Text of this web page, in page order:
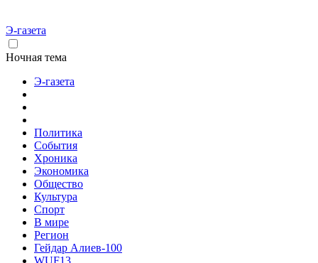
Э-газета
Ночная тема
Э-газета
Политика
События
Хроника
Экономика
Общество
Культура
Спорт
В мире
Регион
Гейдар Алиев-100
WUF13